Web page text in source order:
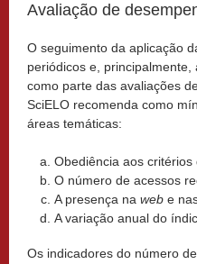
Avaliação de
O seguimento da aplicação
periódicos e,
como parte das avaliações
SciELO recomenda como
áreas temáticas:
Obediência aos
O número de acessos
A presença na web e
A variação anual do
Os indicadores do número